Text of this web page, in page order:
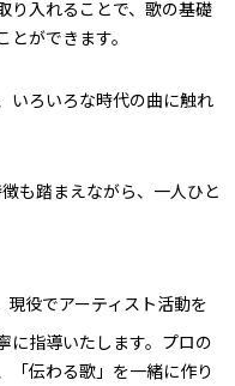
り入れることで、歌の基礎
ができます。
いろいろな時代の曲に触れ
も踏まえながら、一人ひと
現役でアーティスト活動を
に指導いたします。プロの
「伝わる歌」を一緒に作り